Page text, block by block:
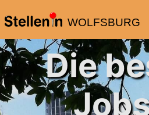
WOLFSBURG
Die